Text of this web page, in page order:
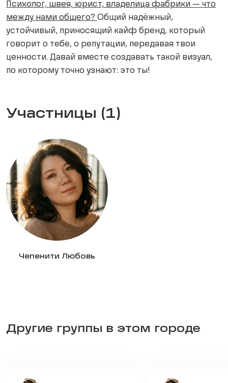
Психолог, швея, юрист, владелица фабрики — что
между нами общего? Общий надёжный,
устойчивый, приносящий кайф бренд, который
говорит о тебе, о репутации, передавая твои
ценности. Давай вместе создавать такой визуал,
по которому точно узнают: это ты!
Участницы (1)
Чепенити Любовь
Другие группы в этом городе